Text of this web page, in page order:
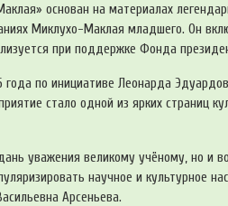
основан на материалах
Миклухо-Маклая младшего. Он
при поддержке Фонда
по инициативе Леонарда
стало одной из ярких страниц
уважения великому учёному, но и
научное и культурное
Арсеньева.